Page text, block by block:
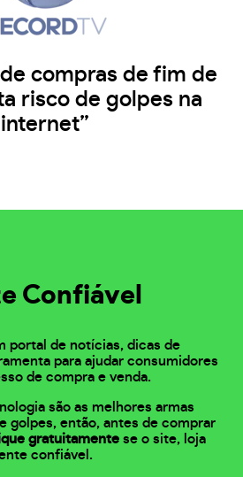
compras de fim de
risco de golpes na
internet”
Confiável
portal de notícias, dicas de
para ajudar consumidores
de compra e venda.
são as melhores armas
golpes, então, antes de comprar
gratuitamente se o site, loja
confiável.